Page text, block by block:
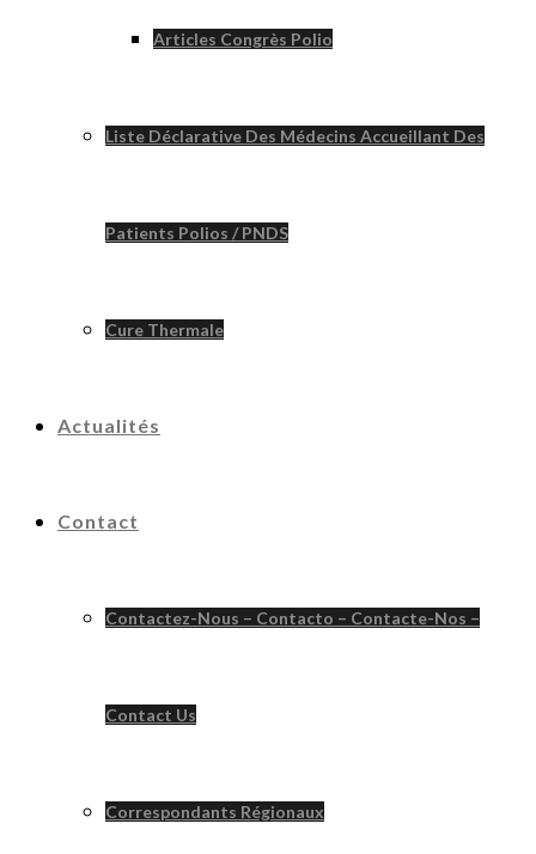
Articles Congrès Polio
Liste Déclarative Des Médecins Accueillant Des
Patients Polios / PNDS
Cure Thermale
Actualités
Contact
Contactez-Nous – Contacto – Contacte-Nos –
Contact Us
Correspondants Régionaux